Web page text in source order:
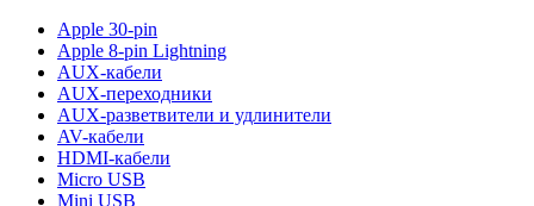
Apple 30-pin
Apple 8-pin Lightning
AUX-кабели
AUX-переходники
AUX-разветвители и удлинители
AV-кабели
HDMI-кабели
Micro USB
Mini USB